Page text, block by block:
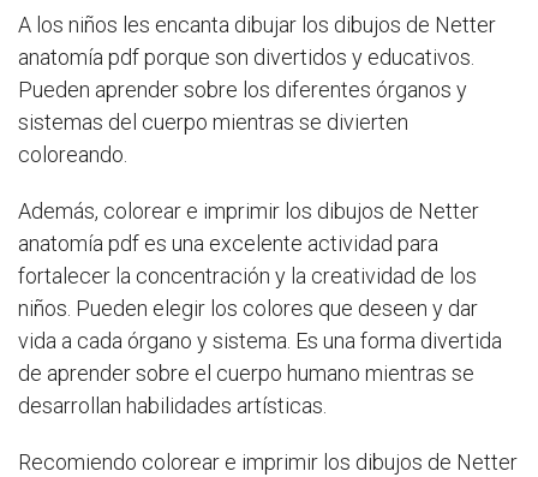
A los niños les encanta dibujar los dibujos de Netter
anatomía pdf porque son divertidos y educativos.
Pueden aprender sobre los diferentes órganos y
sistemas del cuerpo mientras se divierten
coloreando.
Además, colorear e imprimir los dibujos de Netter
anatomía pdf es una excelente actividad para
fortalecer la concentración y la creatividad de los
niños. Pueden elegir los colores que deseen y dar
vida a cada órgano y sistema. Es una forma divertida
de aprender sobre el cuerpo humano mientras se
desarrollan habilidades artísticas.
Recomiendo colorear e imprimir los dibujos de Netter